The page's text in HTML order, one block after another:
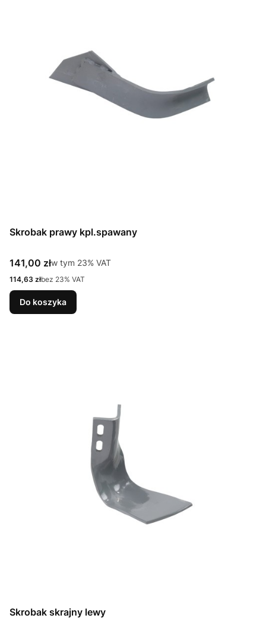
Skrobak prawy kpl.spawany
Cena brutto
141,00 złw tym %s VAT
w tym 23% VAT
Cena netto
114,63 złbez 23% VAT
Do koszyka
Skrobak skrajny lewy